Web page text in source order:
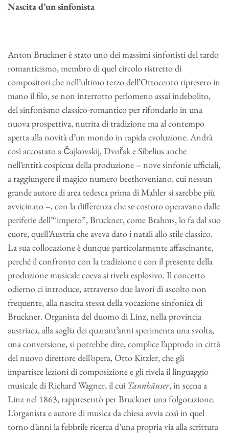
Nascita d’un sinfonista
Anton Bruckner è stato uno dei massimi sinfonisti del tardo
romanticismo, membro di quel circolo ristretto di
compositori che nell’ultimo terzo dell’Ottocento ripresero in
mano il filo, se non interrotto perlomeno assai indebolito,
del sinfonismo classico-romantico per rifondarlo in una
nuova prospettiva, nutrita di tradizione ma al contempo
aperta alla novità d’un mondo in rapida evoluzione. Andrà
così accostato a Čajkovskij, Dvořak e Sibelius anche
nell’entità cospicua della produzione – nove sinfonie ufficiali,
a raggiungere il magico numero beethoveniano, cui nessun
grande autore di area tedesca prima di Mahler si sarebbe più
avvicinato –, con la differenza che se costoro operavano dalle
periferie dell’“impero”, Bruckner, come Brahms, lo fa dal suo
cuore, quell’Austria che aveva dato i natali allo stile classico.
La sua collocazione è dunque particolarmente affascinante,
perché il confronto con la tradizione e con il presente della
produzione musicale coeva si rivela esplosivo. Il concerto
odierno ci introduce, attraverso due lavori di ascolto non
frequente, alla nascita stessa della vocazione sinfonica di
Bruckner. Organista del duomo di Linz, nella provincia
austriaca, alla soglia dei quarant’anni sperimenta una svolta,
una conversione, si potrebbe dire, complice l’approdo in città
del nuovo direttore dell’opera, Otto Kitzler, che gli
impartisce lezioni di composizione e gli rivela il linguaggio
musicale di Richard Wagner, il cui Tannhäuser, in scena a
Linz nel 1863, rappresentò per Bruckner una folgorazione.
L’organista e autore di musica da chiesa avvia così in quel
torno d’anni la febbrile ricerca d’una propria via alla scrittura